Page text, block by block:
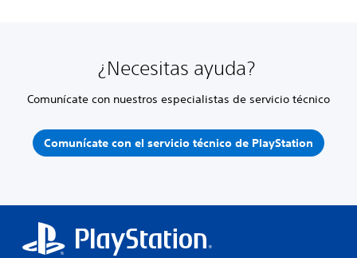
¿Necesitas ayuda?
Comunícate con nuestros especialistas de servicio técnico
Comunícate con el servicio técnico de PlayStation